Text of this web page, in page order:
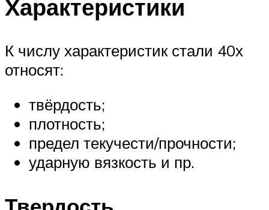
Характеристики
К числу характеристик стали 40х
относят:
твёрдость;
плотность;
предел текучести/прочности;
ударную вязкость и пр.